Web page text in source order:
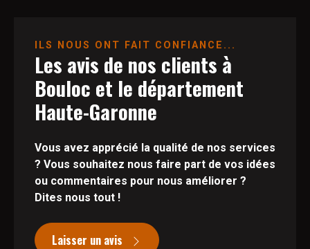
ILS NOUS ONT FAIT CONFIANCE...
Les avis de nos clients à
Bouloc et le département
Haute-Garonne
Vous avez apprécié la qualité de nos services
? Vous souhaitez nous faire part de vos idées
ou commentaires pour nous améliorer ?
Dites nous tout !
Laisser un avis